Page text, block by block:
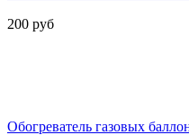
200 руб
Обогреватель газовых